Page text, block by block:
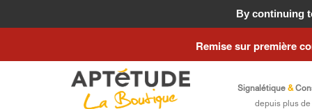
Fermeture
Remise sur première
Signalétique&
depuis plus de
By continuing